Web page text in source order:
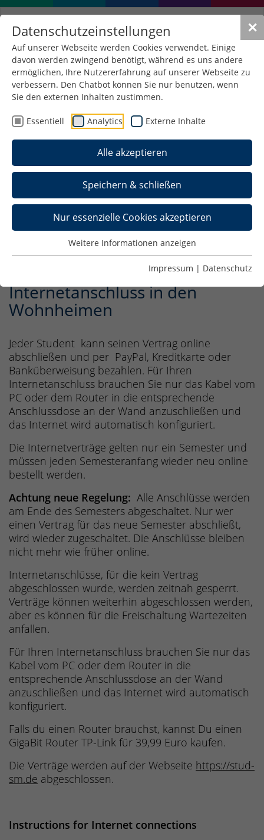
✕
Datenschutzeinstellungen
Auf unserer Webseite werden Cookies verwendet. Einige
davon werden zwingend benötigt, während es uns andere
ermöglichen, Ihre Nutzererfahrung auf unserer Webseite zu
verbessern. Den Chatbot können Sie nur benutzen, wenn
Sie den externen Inhalten zustimmen.
Essentiell Analytics Externe Inhalte
Alle akzeptieren
Speichern & schließen
Nur essenzielle Cookies akzeptieren
Weitere Informationen anzeigen
Impressum | Datenschutz
Internetanschluss in den
Wohnheimen
Jeder Student kann seinen Vertrag online
abschließen und per PayPal, Kreditkarte oder
Banküberweisung bezahlen. Für Ihren
Internetanschluss brauchen Sie nur das Kabel vom
PC oder dem Router in die entsprechende
Anschlussdose an der Wand anzuschließen und
das Internet wird automatisch konfiguriert.
Die Internetverträge gelten nur ein Semester und
müssen jeden Semesteranfang wieder neu online
bestellt werden.
Achtung neue Regelung: Alle Anschlüsse werden
am Ende des Semesters abgeschaltet. Nur wer
einen Vertrag für das neue Semester abschließt,
wird wieder zugeschaltet. Die Anschlüsse bleiben
nicht mehr wie früher online.
Internetanschlüsse, für die kein Vertrag
abgeschlossen wurde, werden zeitnah gesperrt.
Verträge können weiterhin abgeschlossen werden,
aber es können für die Freischaltung Wartezeiten
anfallen.
Für Ihren Internetanschluss brauchen Sie nur das
Kabel vom PC oder dem Router in die
entsprechende Anschlussdose an der Wand
anzuschließen und das Internet wird automatisch
konfiguriert.
Falls du einen Router brauchst, kannst Du einen
GigaBit Router TP-Link für 39,99 Euro kaufen.
Die Verträge werden auf der Webseite https://stud-
sm.de abgeschlossen.
Instructions for Internet connections